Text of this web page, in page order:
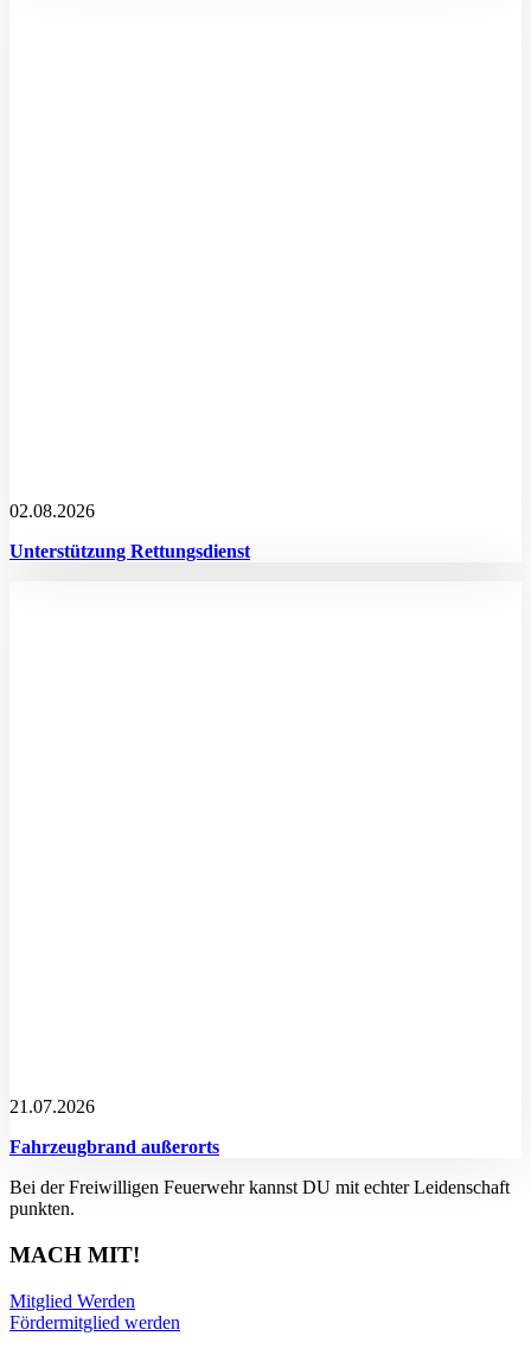
02.08.2026
Unterstützung Rettungsdienst
21.07.2026
Fahrzeugbrand außerorts
Bei der Freiwilligen Feuerwehr kannst DU mit echter Leidenschaft
punkten.
MACH MIT!
Mitglied Werden
Fördermitglied werden